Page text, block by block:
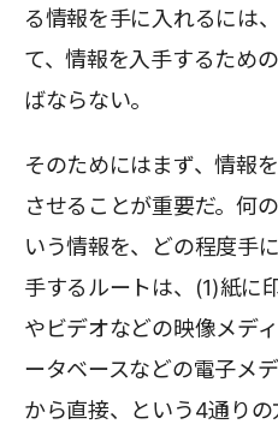
る情報を手に入れるには
て、情報を入手するため
ばならない。
そのためにはまず、情報
させることが重要だ。何
いう情報を、どの程度手
手するルートは、(1)紙に
やビデオなどの映像メデ
ータベースなどの電子メ
から直接、という4通り